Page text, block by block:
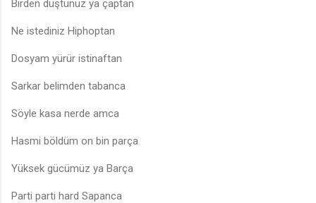
Birden düştünüz ya çaptan
Ne istediniz Hiphoptan
Dosyam yürür istinaftan
Sarkar belimden tabanca
Söyle kasa nerde amca
Hasmi böldüm on bin parça
Yüksek gücümüz ya Barça
Parti parti hard Sapanca